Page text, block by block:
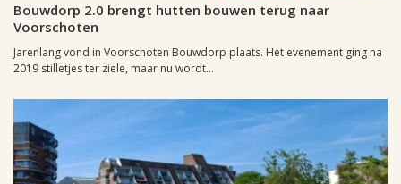
Bouwdorp 2.0 brengt hutten bouwen terug naar
Voorschoten
Jarenlang vond in Voorschoten Bouwdorp plaats. Het evenement ging na
2019 stilletjes ter ziele, maar nu wordt...